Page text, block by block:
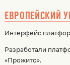
ЕВРОПЕЙСКИЙ
Интерфейс
Разработали
«Прожито».